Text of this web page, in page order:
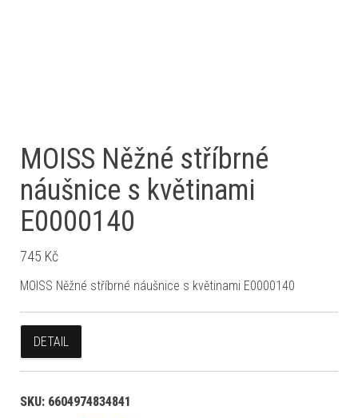
MOISS Něžné stříbrné
náušnice s květinami
E0000140
745 Kč
MOISS Něžné stříbrné náušnice s květinami E0000140
DETAIL
SKU: 6604974834841